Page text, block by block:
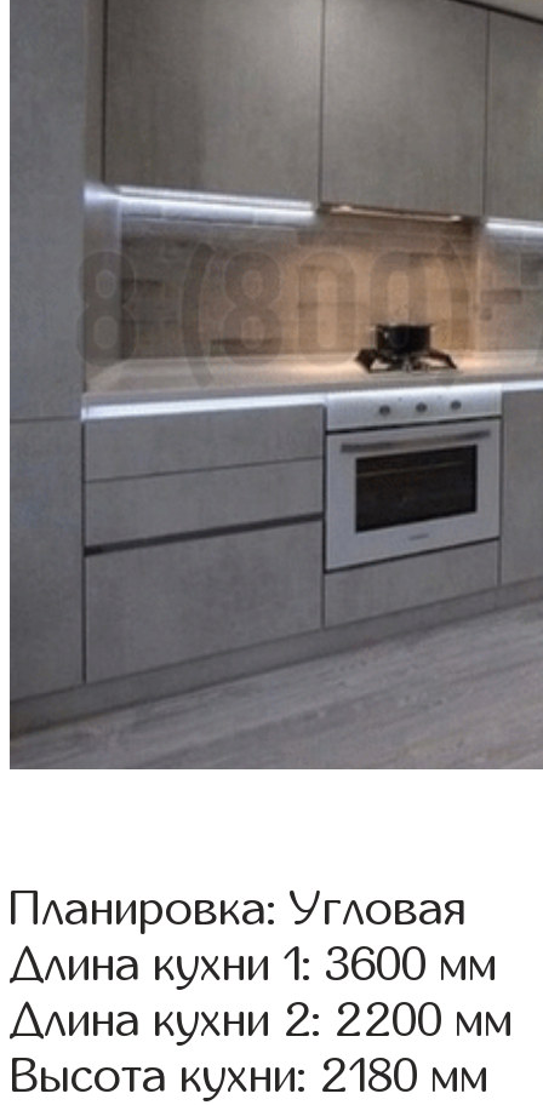
Планировка: Угловая
Длина кухни 1: 3600 мм
Длина кухни 2: 2200 мм
Высота кухни: 2180 мм